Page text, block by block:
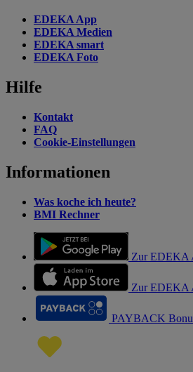
EDEKA App
EDEKA Medien
EDEKA smart
EDEKA Foto
Hilfe
Kontakt
FAQ
Cookie-Einstellungen
Informationen
Was koche ich heute?
BMI Rechner
Zur EDEKA
Zur EDEKA
PAYBACK